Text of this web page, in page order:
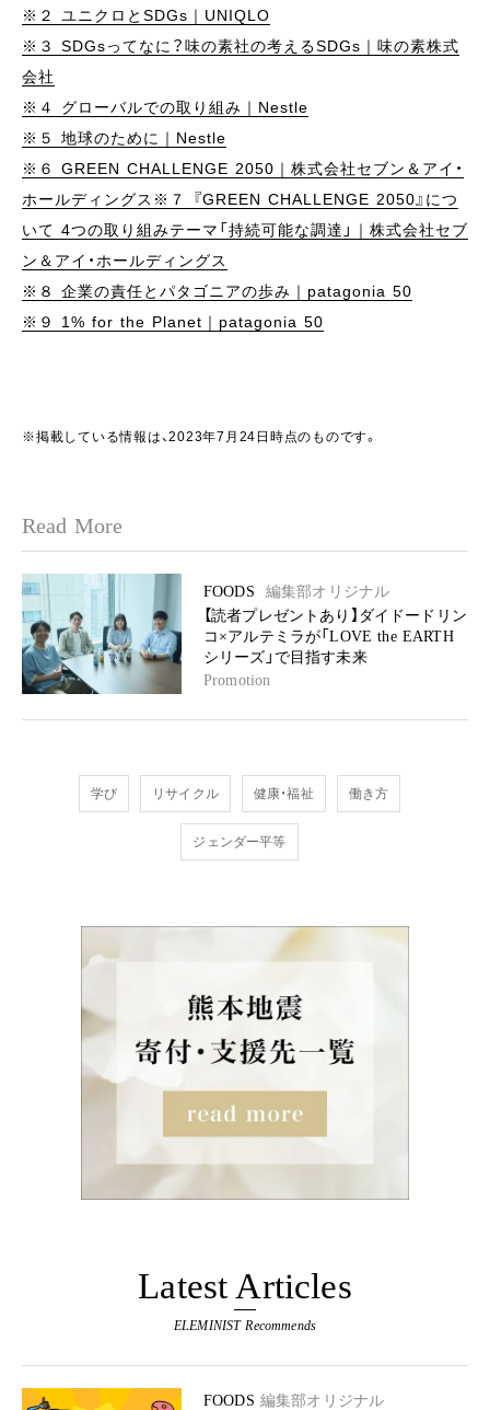
※２ ユニクロとSDGs｜UNIQLO
※３ SDGsってなに？味の素社の考えるSDGs｜味の素株式
会社
※４ グローバルでの取り組み｜Nestle
※５ 地球のために｜Nestle
※６ GREEN CHALLENGE 2050｜株式会社セブン＆アイ・
ホールディングス ※７ 『GREEN CHALLENGE 2050』につ
いて 4つの取り組みテーマ「持続可能な調達」｜株式会社セブ
ン＆アイ・ホールディングス
※８ 企業の責任とパタゴニアの歩み｜patagonia 50
※９ 1% for the Planet｜patagonia 50
※掲載している情報は、2023年7月24日時点のものです。
Read More
FOODS
編集部オリジナル
【読者プレゼントあり】ダイドードリン
コ×アルテミラが「LOVE the EARTH
シリーズ」で目指す未来
Promotion
学び リサイクル 健康・福祉 働き方
ジェンダー平等
Latest Articles
ELEMINIST Recommends
FOODS 編集部オリジナル